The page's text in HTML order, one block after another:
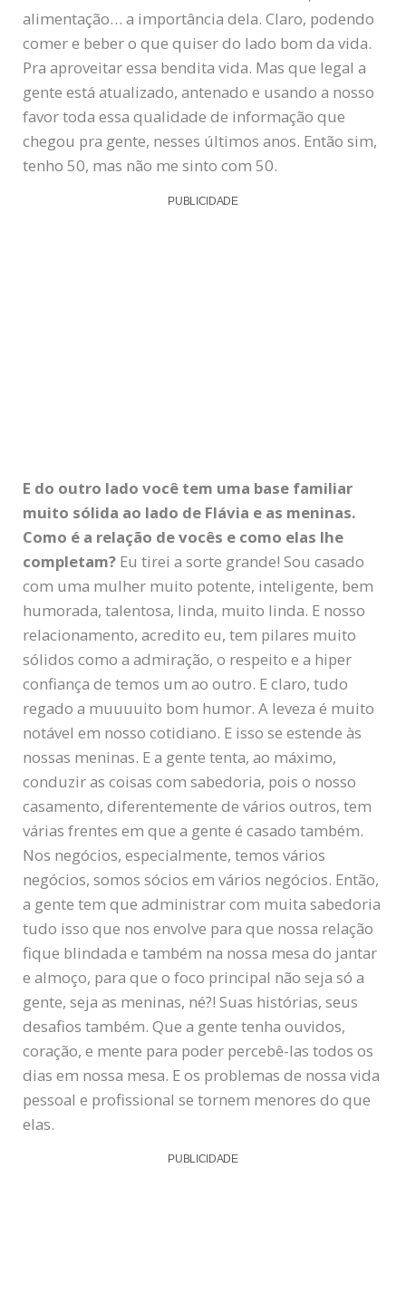
alimentação… a importância dela. Claro, podendo
comer e beber o que quiser do lado bom da vida.
Pra aproveitar essa bendita vida. Mas que legal a
gente está atualizado, antenado e usando a nosso
favor toda essa qualidade de informação que
chegou pra gente, nesses últimos anos. Então sim,
tenho 50, mas não me sinto com 50.
PUBLICIDADE
E do outro lado você tem uma base familiar
muito sólida ao lado de Flávia e as meninas.
Como é a relação de vocês e como elas lhe
completam? Eu tirei a sorte grande! Sou casado
com uma mulher muito potente, inteligente, bem
humorada, talentosa, linda, muito linda. E nosso
relacionamento, acredito eu, tem pilares muito
sólidos como a admiração, o respeito e a hiper
confiança de temos um ao outro. E claro, tudo
regado a muuuuito bom humor. A leveza é muito
notável em nosso cotidiano. E isso se estende às
nossas meninas. E a gente tenta, ao máximo,
conduzir as coisas com sabedoria, pois o nosso
casamento, diferentemente de vários outros, tem
várias frentes em que a gente é casado também.
Nos negócios, especialmente, temos vários
negócios, somos sócios em vários negócios. Então,
a gente tem que administrar com muita sabedoria
tudo isso que nos envolve para que nossa relação
fique blindada e também na nossa mesa do jantar
e almoço, para que o foco principal não seja só a
gente, seja as meninas, né?! Suas histórias, seus
desafios também. Que a gente tenha ouvidos,
coração, e mente para poder percebê-las todos os
dias em nossa mesa. E os problemas de nossa vida
pessoal e profissional se tornem menores do que
elas.
PUBLICIDADE